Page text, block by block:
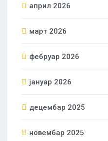
април 2026
март 2026
фебруар 2026
јануар 2026
децембар 2025
новембар 2025